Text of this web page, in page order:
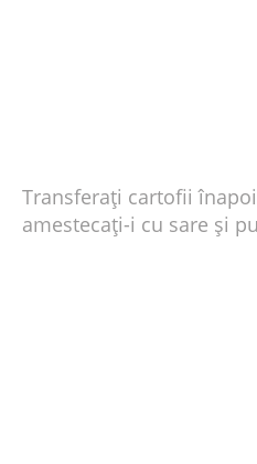
Transferați cartofii
amestecați-i cu sare și